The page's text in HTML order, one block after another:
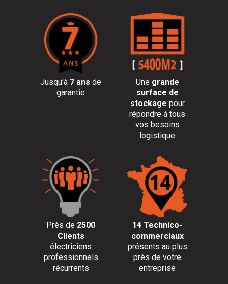
Jusqu'à 7 ans de
garantie
Une grande
surface de
stockage pour
répondre à tous
vos besoins
logistique
Près de 2500
Clients
électriciens
professionnels
récurrents
14 Technico-
commerciaux
présents au plus
près de votre
entreprise